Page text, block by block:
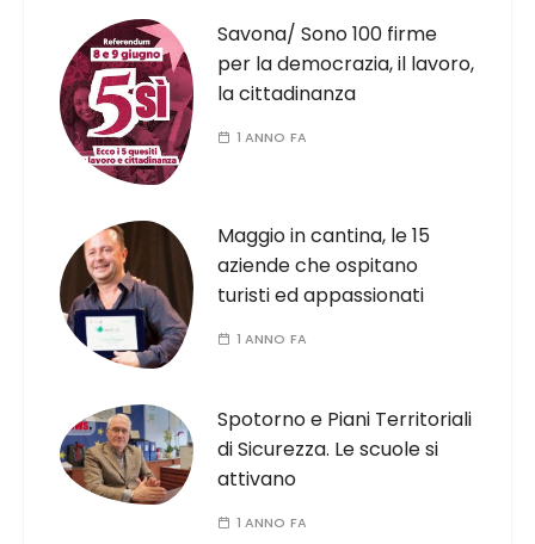
Savona/ Sono 100 firme
per la democrazia, il lavoro,
la cittadinanza
1 ANNO FA
Maggio in cantina, le 15
aziende che ospitano
turisti ed appassionati
1 ANNO FA
Spotorno e Piani Territoriali
di Sicurezza. Le scuole si
attivano
1 ANNO FA